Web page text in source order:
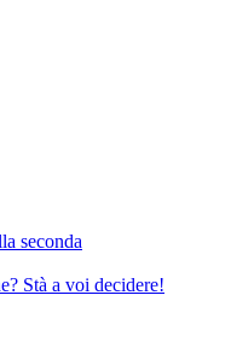
seconda
Stà a voi decidere!